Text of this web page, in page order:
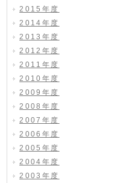
2015年度
2014年度
2013年度
2012年度
2011年度
2010年度
2009年度
2008年度
2007年度
2006年度
2005年度
2004年度
2003年度